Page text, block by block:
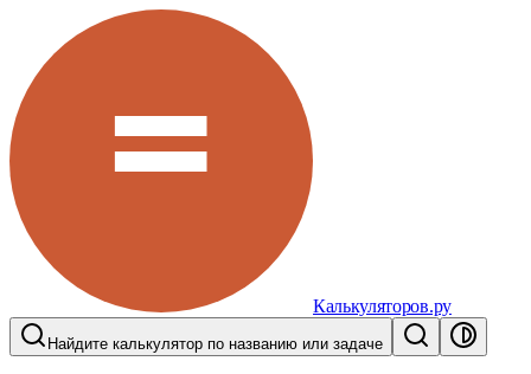
Калькуляторов.ру
Найдите калькулятор по названию или задаче